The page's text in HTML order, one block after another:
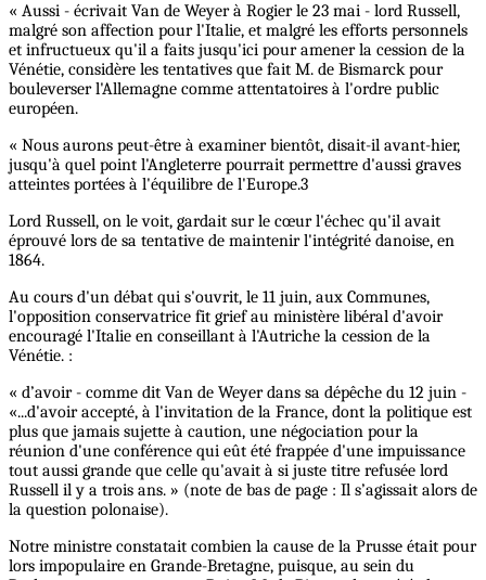
« Aussi - écrivait Van de Weyer à Rogier le 23 mai - lord Russell,
malgré son affection pour l'Italie, et malgré les efforts personnels
et infructueux qu'il a faits jusqu'ici pour amener la cession de la
Vénétie, considère les tentatives que fait M. de Bismarck pour
bouleverser l'Allemagne comme attentatoires à l'ordre public
européen.
« Nous aurons peut-être à examiner bientôt, disait-il avant-hier,
jusqu'à quel point l'Angleterre pourrait permettre d'aussi graves
atteintes portées à l'équilibre de l'Europe.3
Lord Russell, on le voit, gardait sur le cœur l'échec qu'il avait
éprouvé lors de sa tentative de maintenir l'intégrité danoise, en
1864.
Au cours d'un débat qui s'ouvrit, le 11 juin, aux Communes,
l'opposition conservatrice fit grief au ministère libéral d'avoir
encouragé l'Italie en conseillant à l'Autriche la cession de la
Vénétie. :
« d’avoir - comme dit Van de Weyer dans sa dépêche du 12 juin -
«...d'avoir accepté, à l'invitation de la France, dont la politique est
plus que jamais sujette à caution, une négociation pour la
réunion d'une conférence qui eût été frappée d'une impuissance
tout aussi grande que celle qu'avait à si juste titre refusée lord
Russell il y a trois ans. » (note de bas de page : Il s’agissait alors de
la question polonaise).
Notre ministre constatait combien la cause de la Prusse était pour
lors impopulaire en Grande-Bretagne, puisque, au sein du